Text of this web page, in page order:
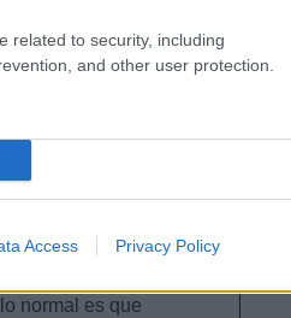
related to security, including
and other user protection.
Access Privacy Policy
Unai López o
Sevilla.
visitar al Real Madrid,
en el
determinada por
ante un equipo tan
normal es que